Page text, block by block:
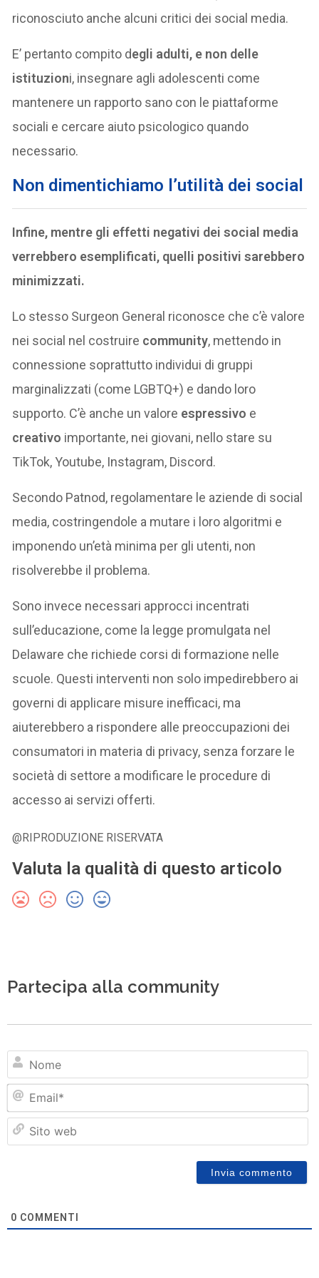
riconosciuto anche alcuni critici dei social media.
E’ pertanto compito degli adulti, e non delle
istituzioni, insegnare agli adolescenti come
mantenere un rapporto sano con le piattaforme
sociali e cercare aiuto psicologico quando
necessario.
Non dimentichiamo l’utilità dei social
Infine, mentre gli effetti negativi dei social media
verrebbero esemplificati, quelli positivi sarebbero
minimizzati.
Lo stesso Surgeon General riconosce che c’è valore
nei social nel costruire community, mettendo in
connessione soprattutto individui di gruppi
marginalizzati (come LGBTQ+) e dando loro
supporto. C’è anche un valore espressivo e
creativo importante, nei giovani, nello stare su
TikTok, Youtube, Instagram, Discord.
Secondo Patnod, regolamentare le aziende di social
media, costringendole a mutare i loro algoritmi e
imponendo un’età minima per gli utenti, non
risolverebbe il problema.
Sono invece necessari approcci incentrati
sull’educazione, come la legge promulgata nel
Delaware che richiede corsi di formazione nelle
scuole. Questi interventi non solo impedirebbero ai
governi di applicare misure inefficaci, ma
aiuterebbero a rispondere alle preoccupazioni dei
consumatori in materia di privacy, senza forzare le
società di settore a modificare le procedure di
accesso ai servizi offerti.
@RIPRODUZIONE RISERVATA
Valuta la qualità di questo articolo
Partecipa alla community
0 COMMENTI